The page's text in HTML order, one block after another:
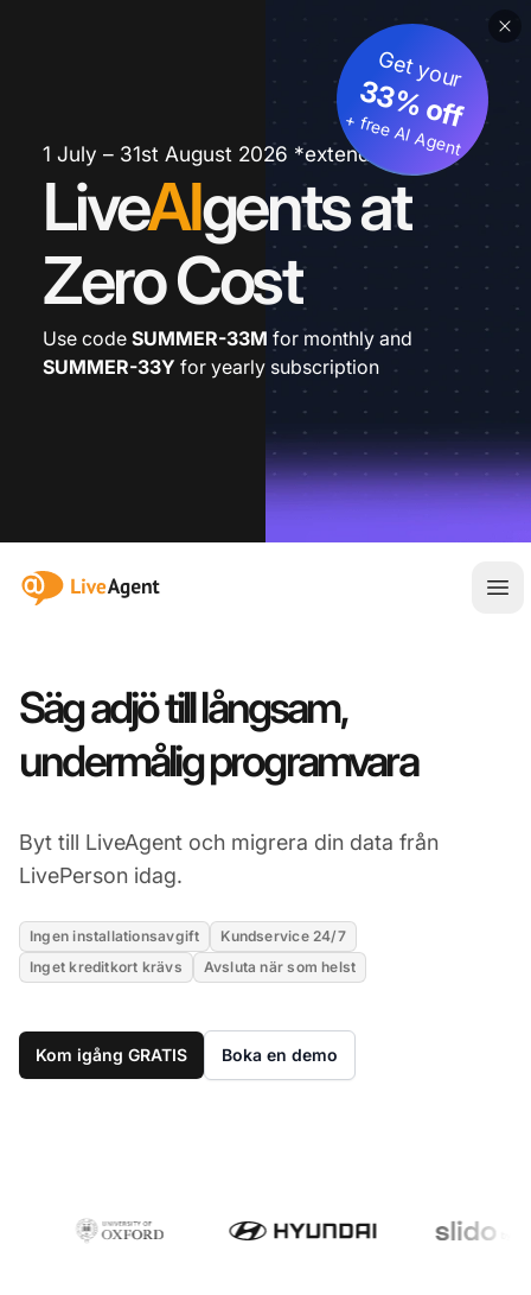
1 July – 31st August 2026 *extended
LiveAIgents at
Zero Cost
Get your
33% off
+ free AI Agent
Use code SUMMER-33M for monthly and
SUMMER-33Y for yearly subscription
:site.title
Säg adjö till långsam,
undermålig programvara
Byt till LiveAgent och migrera din data från
LivePerson idag.
Ingen installationsavgift
Kundservice 24/7
Inget kreditkort krävs
Avsluta när som helst
Kom igång GRATIS Boka en demo